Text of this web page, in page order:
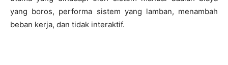
yang boros, performa sistem yang lamban, menambah
beban kerja, dan tidak interaktif.